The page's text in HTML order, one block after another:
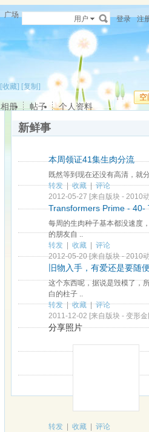
广场 用户 登录 注
[收藏] [复制]
空
相册 帖子 个人资料
新鲜事
本周领证41集生肉分流
既然等到现在还没有高清，就
转发|收藏|评论
2012-05-27 [来自版块 - 2010
Transformers Prime - 40-
每周的生肉种子基本都没速度
的朋友自 ..
转发 | 收藏 | 评论
2012-05-20[来自版块 -2010
旧物入手，有爱还是要随
这个东西呢，据说是毁模了，
白的柱子 ..
转发|收藏|评论
2011-12-02 [来自版块 - 变形
分享照片
转发 | 收藏 | 评论